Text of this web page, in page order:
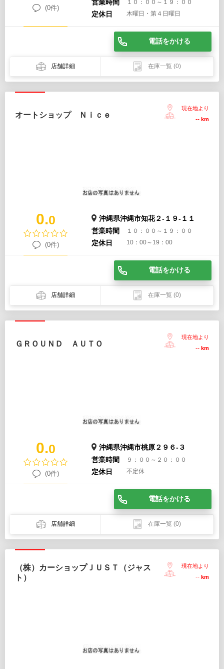
(0件)
営業時間 １０：００～１９：００
定休日 木曜日・第４日曜日
電話をかける
店舗詳細 在庫一覧 (0)
オートショップ Ｎｉｃｅ
現在地より
-- km
0.0
(0件)
沖縄県沖縄市知花２-１９-１１
営業時間
１０：００～１９：００
定休日 10：00～19：00
電話をかける
店舗詳細 在庫一覧 (0)
ＧＲＯＵＮＤ ＡＵＴＯ
現在地より
-- km
0.0
(0件)
沖縄県沖縄市桃原２９６-３
営業時間
９：００～２０：００
定休日 不定休
電話をかける
店舗詳細 在庫一覧 (0)
（株）カーショップＪＵＳＴ（ジャス
ト）
現在地より
-- km